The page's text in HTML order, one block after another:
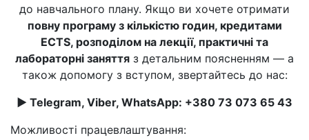
до навчального плану. Якщо ви хочете отримати
повну програму з кількістю годин, кредитами
ECTS, розподілом на лекції, практичні та
лабораторні заняття з детальним поясненням — а
також допомогу з вступом, звертайтесь до нас:
► Telegram, Viber, WhatsApp: +380 73 073 65 43
Можливості працевлаштування: